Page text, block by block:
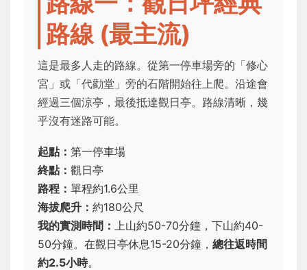
路線 (最主流)
這是最多人走的路線。從第一停車場旁的「修心
宮」或「代勸堂」旁的石階開始往上爬。沿途會
經過三個涼亭，最後抵達觀日亭。路線清晰，幾
乎沒有迷路可能。
起點： 第一停車場
終點： 觀日亭
路程： 單程約1.6公里
海拔爬升： 約180公尺
我的實測時間： 上山約50-70分鐘，下山約40-
50分鐘。在觀日亭休息15-20分鐘， 總往返時間
約2.5小時。